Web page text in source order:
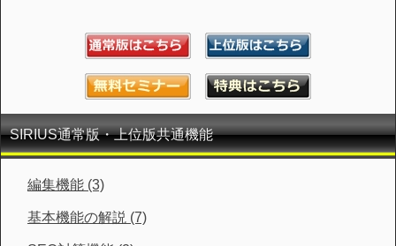
SIRIUS通常版・上位版共通機能
編集機能 (3)
基本機能の解説 (7)